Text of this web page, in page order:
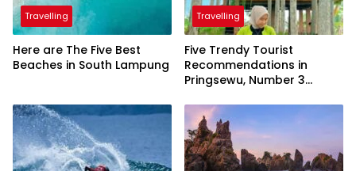
Travelling
Here are The Five Best
Beaches in South Lampung
Travelling
Five Trendy Tourist
Recommendations in
Pringsewu, Number 3
President